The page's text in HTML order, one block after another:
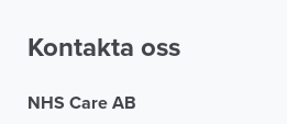
Kontakta oss
NHS Care AB